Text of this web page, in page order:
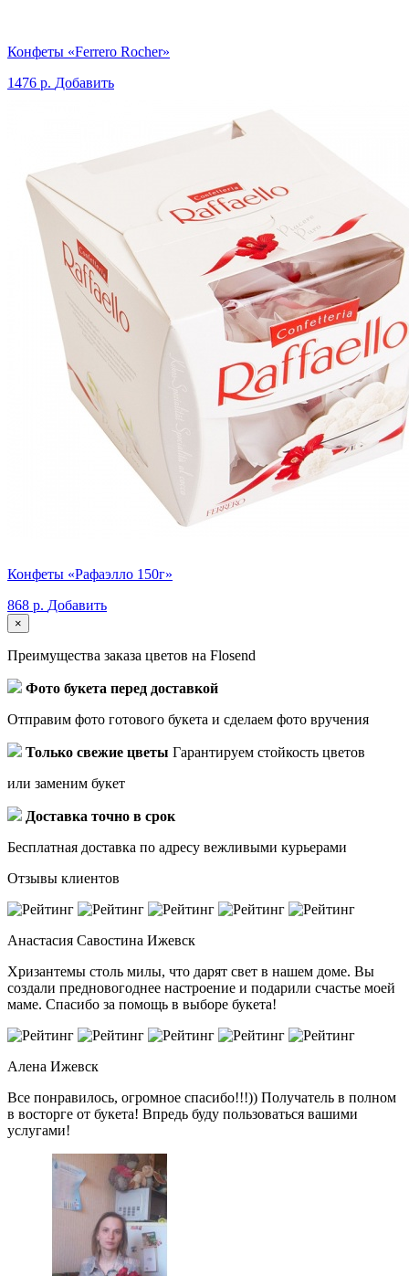
Конфеты «Ferrero Rocher»
1476 р. Добавить
Конфеты «Рафаэлло 150г»
868 р. Добавить
×
Преимущества заказа цветов на Flosend
Фото букета перед доставкой
Отправим фото готового букета и сделаем фото вручения
Только свежие цветы Гарантируем стойкость цветов
или заменим букет
Доставка точно в срок
Бесплатная доставка по адресу вежливыми курьерами
Отзывы клиентов
Анастасия Савостина Ижевск
Хризантемы столь милы, что дарят свет в нашем доме. Вы
создали предновогоднее настроение и подарили счастье моей
маме. Спасибо за помощь в выборе букета!
Алена Ижевск
Все понравилось, огромное спасибо!!!)) Получатель в полном
в восторге от букета! Впредь буду пользоваться вашими
услугами!